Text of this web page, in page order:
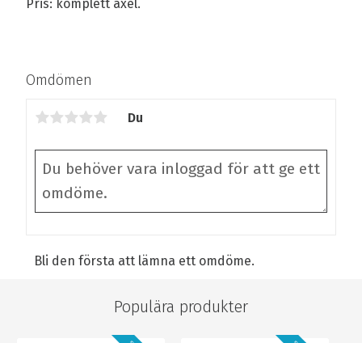
Pris: komplett axel.
Omdömen
Du
Bli den första att lämna ett omdöme.
Populära produkter